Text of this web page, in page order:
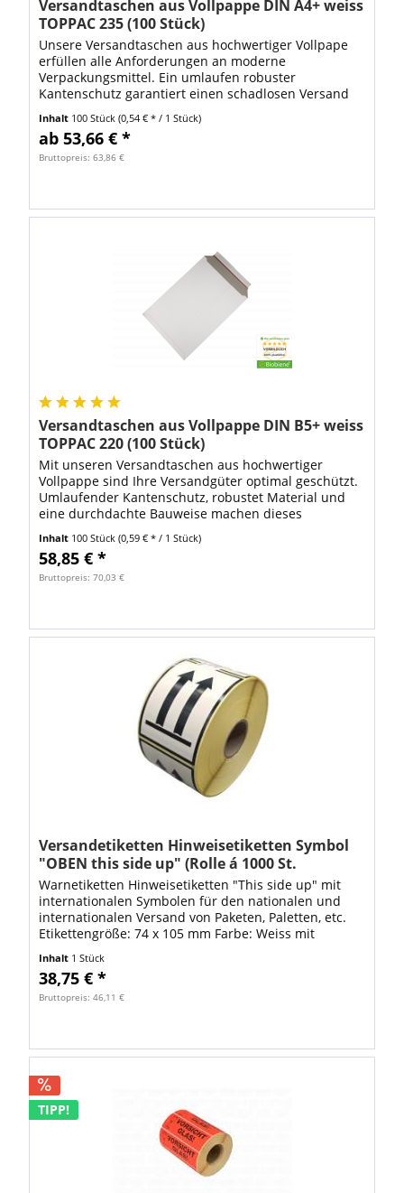
Versandtaschen aus Vollpappe DIN A4+ weiss
TOPPAC 235 (100 Stück)
Unsere Versandtaschen aus hochwertiger Vollpape
erfüllen alle Anforderungen an moderne
Verpackungsmittel. Ein umlaufen robuster
Kantenschutz garantiert einen schadlosen Versand
Hierbei wird...
Inhalt 100 Stück(0,54 € * / 1 Stück)
ab 53,66 € *
Bruttopreis: 63,86 €
Versandtaschen aus Vollpappe DIN B5+ weiss
TOPPAC 220 (100 Stück)
Mit unseren Versandtaschen aus hochwertiger
Vollpappe sind Ihre Versandgüter optimal geschützt.
Umlaufender Kantenschutz, robustet Material und
eine durchdachte Bauweise machen dieses
Inhalt 100 Stück(0,59 € * / 1 Stück)
58,85 € *
Bruttopreis: 70,03 €
Versandetiketten Hinweisetiketten Symbol
"OBEN this side up" (Rolle á 1000 St.
Etiketten)
Warnetiketten Hinweisetiketten "This side up" mit
internationalen Symbolen für den nationalen und
internationalen Versand von Paketen, Paletten, etc.
Etikettengröße: 74 x 105 mm Farbe: Weiss mit
Inhalt 1 Stück
38,75 € *
Bruttopreis: 46,11 €
TIPP!